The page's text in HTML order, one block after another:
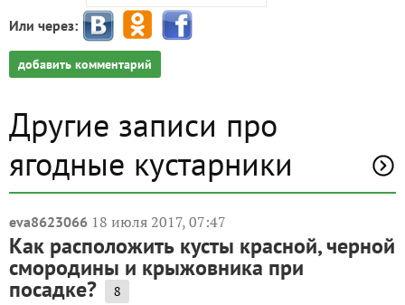
Или через:
добавить комментарий
Другие записи про
ягодные кустарники
eva8623066 18 июля 2017, 07:47
Как расположить кусты красной, черной
смородины и крыжовника при
посадке? 8